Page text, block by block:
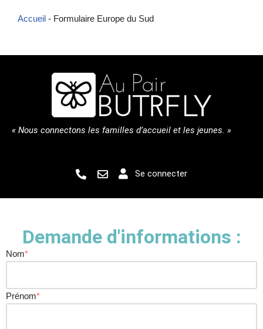
Accueil - Formulaire Europe du Sud
« Nous connectons les familles d’accueil et les jeunes. »
Se connecter
Demande d'informations :
Nom*
Prénom*